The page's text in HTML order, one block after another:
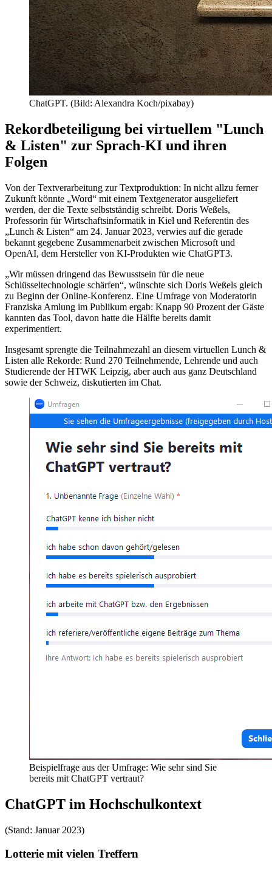
ChatGPT. (Bild: Alexandra Koch/pixabay)
Rekordbeteiligung bei virtuellem "Lunch
& Listen" zur Sprach-KI und ihren
Folgen
Von der Textverarbeitung zur Textproduktion: In nicht allzu ferner
Zukunft könnte „Word“ mit einem Textgenerator ausgeliefert
werden, der die Texte selbstständig schreibt. Doris Weßels,
Professorin für Wirtschaftsinformatik in Kiel und Referentin des
„Lunch & Listen“ am 24. Januar 2023, verwies auf die gerade
bekannt gegebene Zusammenarbeit zwischen Microsoft und
OpenAI, dem Hersteller von KI-Produkten wie ChatGPT3.
„Wir müssen dringend das Bewusstsein für die neue
Schlüsseltechnologie schärfen“, wünschte sich Doris Weßels gleich
zu Beginn der Online-Konferenz. Eine Umfrage von Moderatorin
Franziska Amlung im Publikum ergab: Knapp 90 Prozent der Gäste
kannten das Tool, davon hatte die Hälfte bereits damit
experimentiert.
Insgesamt sprengte die Teilnahmezahl an diesem virtuellen Lunch &
Listen alle Rekorde: Rund 270 Teilnehmende, Lehrende und auch
Studierende der HTWK Leipzig, aber auch aus ganz Deutschland
sowie der Schweiz, diskutierten im Chat.
Beispielfrage aus der Umfrage: Wie sehr sind Sie
bereits mit ChatGPT vertraut?
ChatGPT im Hochschulkontext
(Stand: Januar 2023)
Lotterie mit vielen Treffern